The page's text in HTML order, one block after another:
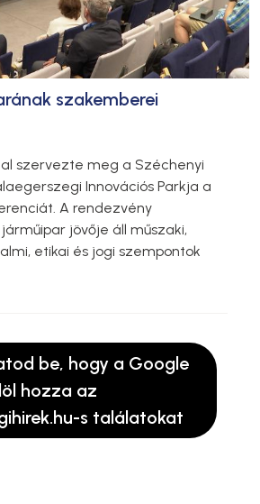
szakemberei
szervezte meg a Széchenyi
Innovációs Parkja a
A rendezvény
jövője áll műszaki,
etikai és jogi szempontok
be, hogy a Google
hozza az
s találatokat